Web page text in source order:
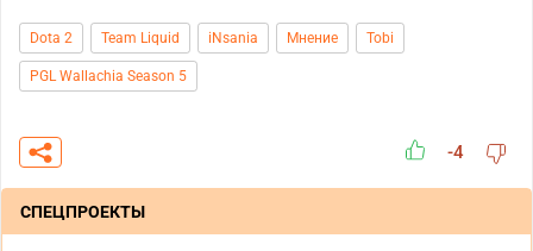
Dota 2 Team Liquid iNsania Мнение Tobi
PGL Wallachia Season 5
-4
СПЕЦПРОЕКТЫ